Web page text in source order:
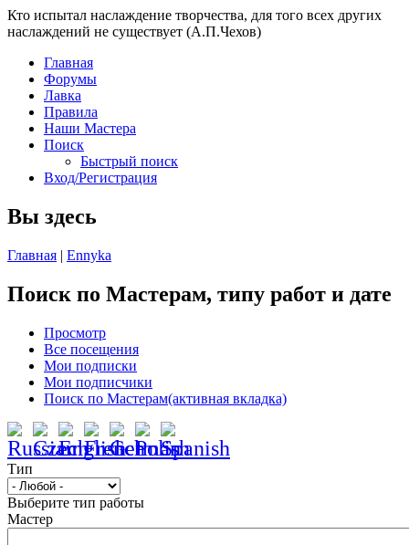
Кто испытал наслаждение творчества, для того всех других
наслаждений не существует (А.П.Чехов)
Главная
Форумы
Лавка
Правила
Наши Мастера
Поиск
Быстрый поиск
Вход/Регистрация
Вы здесь
Главная | Ennyka
Поиск по Мастерам, типу работ и дате
Просмотр
Все посещения
Мои подписки
Мои подписчики
Поиск по Мастерам(активная вкладка)
Тип
Выберите тип работы
Мастер